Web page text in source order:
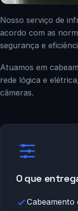
Nosso serviço de
acordo com as
segurança e
Atuamos em
rede lógica e
câmeras.
O que